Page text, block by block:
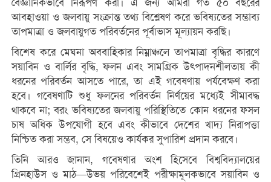
বৈজ্ঞানিকভাবে নিরূপণ করা। এ জন্য আমরা গত ৫০ বছরের
আবহাওয়া ও জলবায়ু সংক্রান্ত তথ্য বিশ্লেষণ করে ভবিষ্যতের সম্ভাব্য
তাপমাত্রা ও জলবায়ুগত পরিবর্তনের পূর্বাভাস মূল্যায়ন করছি।
বিশেষ করে মেঘনা অববাহিকার নিম্নাঞ্চলে তাপমাত্রা বৃদ্ধির কারণে
সয়াবিন ও বার্লির বৃদ্ধি, ফলন এবং সামগ্রিক উৎপাদনশীলতায় কী
ধরনের পরিবর্তন আসতে পারে, তা এই গবেষণায় পর্যবেক্ষণ করা
হবে। গবেষণাটি শুধু ফলনের পরিবর্তন নির্ণয়ের মধ্যেই সীমাবদ্ধ
থাকবে না; বরং ভবিষ্যতের জলবায়ু পরিস্থিতিতে কোন ধরনের ফসল
চাষ অধিক উপযোগী হবে এবং কীভাবে দেশের খাদ্য নিরাপত্তা
নিশ্চিত করা সম্ভব, সে বিষয়েও কার্যকর সুপারিশ প্রদান করবে।
তিনি আরও জানান, গবেষণার অংশ হিসেবে বিশ্ববিদ্যালয়ের
গ্রিনহাউস ও মাঠ—উভয় পরিবেশেই পরীক্ষামূলকভাবে সয়াবিন ও